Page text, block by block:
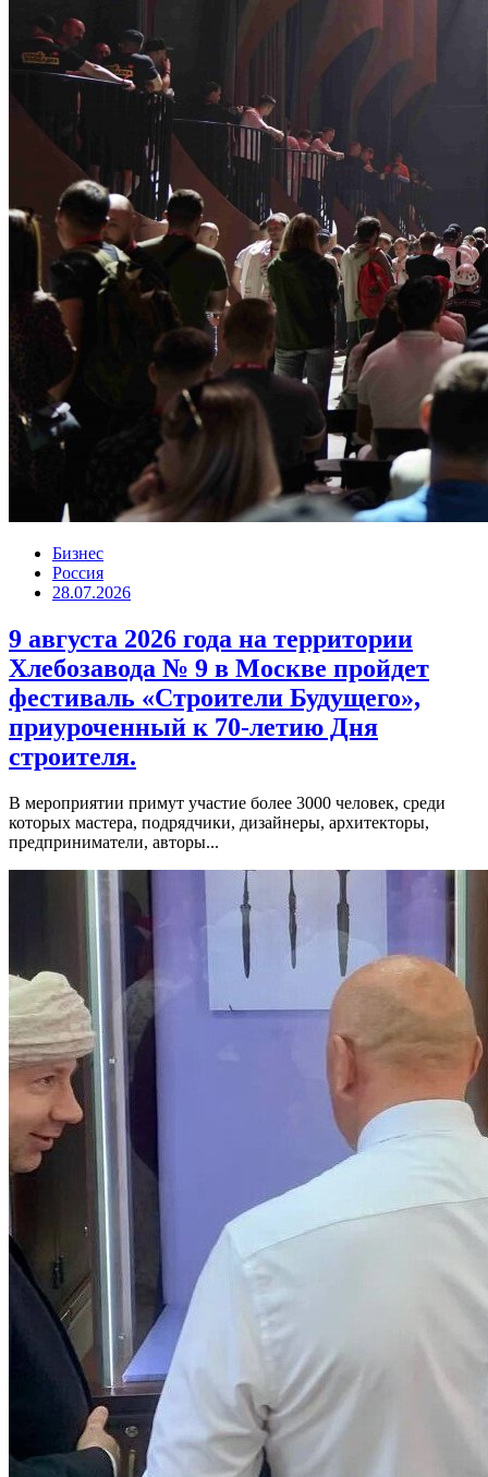
Бизнес
Россия
28.07.2026
9 августа 2026 года на территории
Хлебозавода № 9 в Москве пройдет
фестиваль «Строители Будущего»,
приуроченный к 70-летию Дня
строителя.
В мероприятии примут участие более 3000 человек, среди
которых мастера, подрядчики, дизайнеры, архитекторы,
предприниматели, авторы...